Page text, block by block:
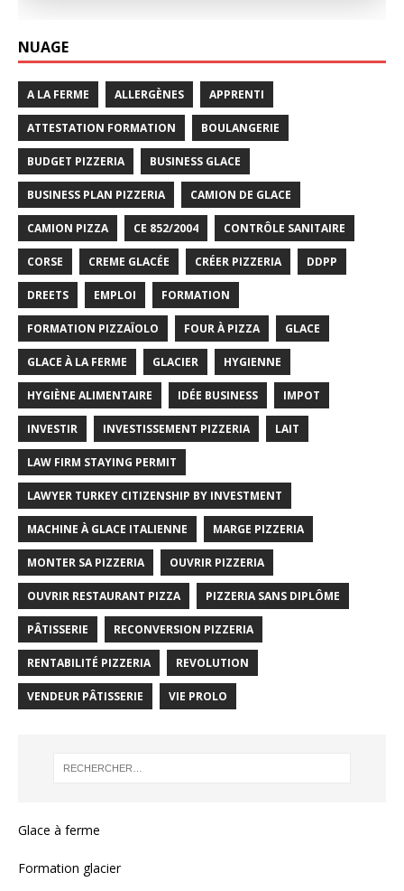
NUAGE
A LA FERME ALLERGÈNES APPRENTI
ATTESTATION FORMATION BOULANGERIE
BUDGET PIZZERIA BUSINESS GLACE
BUSINESS PLAN PIZZERIA CAMION DE GLACE
CAMION PIZZA CE 852/2004 CONTRÔLE SANITAIRE
CORSE CREME GLACÉE CRÉER PIZZERIA DDPP
DREETS EMPLOI FORMATION
FORMATION PIZZAÏOLO FOUR À PIZZA GLACE
GLACE À LA FERME GLACIER HYGIENNE
HYGIÈNE ALIMENTAIRE IDÉE BUSINESS IMPOT
INVESTIR INVESTISSEMENT PIZZERIA LAIT
LAW FIRM STAYING PERMIT
LAWYER TURKEY CITIZENSHIP BY INVESTMENT
MACHINE À GLACE ITALIENNE MARGE PIZZERIA
MONTER SA PIZZERIA OUVRIR PIZZERIA
OUVRIR RESTAURANT PIZZA PIZZERIA SANS DIPLÔME
PÂTISSERIE RECONVERSION PIZZERIA
RENTABILITÉ PIZZERIA REVOLUTION
VENDEUR PÂTISSERIE VIE PROLO
Glace à ferme
Formation glacier